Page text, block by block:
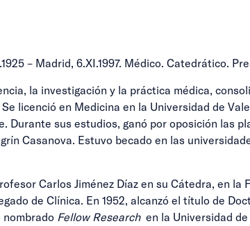
– Madrid, 6.XI.1997. Médico. Catedrático.
la investigación y la práctica médica,
licenció en Medicina en la Universidad de
Durante sus estudios, ganó por oposición las
Casanova. Estuvo becado en las
Carlos Jiménez Díaz en su Cátedra, en la
de Clínica. En 1952, alcanzó el título de
nombrado Fellow Researchen la Universidad de